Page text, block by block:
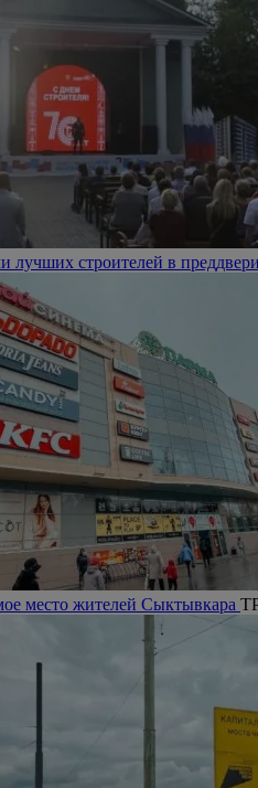
лучших строителей в
место жителей Сыктывкара